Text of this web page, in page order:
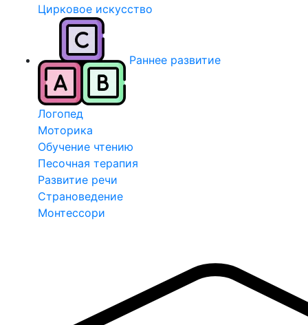
Цирковое искусство
Раннее развитие
Логопед
Моторика
Обучение чтению
Песочная терапия
Развитие речи
Страноведение
Монтессори